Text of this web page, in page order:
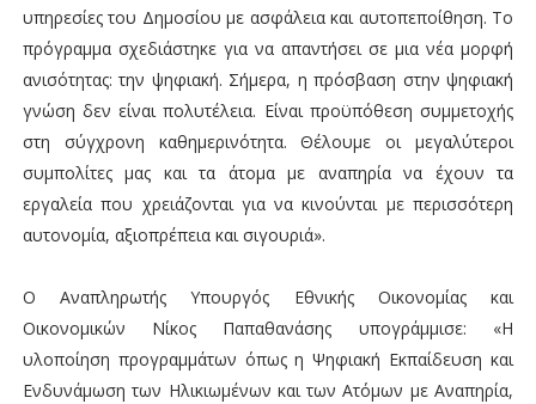
υπηρεσίες του Δημοσίου με ασφάλεια και αυτοπεποίθηση. Το
πρόγραμμα σχεδιάστηκε για να απαντήσει σε μια νέα μορφή
ανισότητας: την ψηφιακή. Σήμερα, η πρόσβαση στην ψηφιακή
γνώση δεν είναι πολυτέλεια. Είναι προϋπόθεση συμμετοχής
στη σύγχρονη καθημερινότητα. Θέλουμε οι μεγαλύτεροι
συμπολίτες μας και τα άτομα με αναπηρία να έχουν τα
εργαλεία που χρειάζονται για να κινούνται με περισσότερη
αυτονομία, αξιοπρέπεια και σιγουριά».
Ο Αναπληρωτής Υπουργός Εθνικής Οικονομίας και
Οικονομικών Νίκος Παπαθανάσης υπογράμμισε: «Η
υλοποίηση προγραμμάτων όπως η Ψηφιακή Εκπαίδευση και
Ενδυνάμωση των Ηλικιωμένων και των Ατόμων με Αναπηρία,